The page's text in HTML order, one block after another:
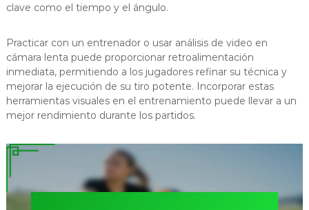
clave como el tiempo y el ángulo.
Practicar con un entrenador o usar análisis de video en
cámara lenta puede proporcionar retroalimentación
inmediata, permitiendo a los jugadores refinar su técnica y
mejorar la ejecución de su tiro potente. Incorporar estas
herramientas visuales en el entrenamiento puede llevar a un
mejor rendimiento durante los partidos.